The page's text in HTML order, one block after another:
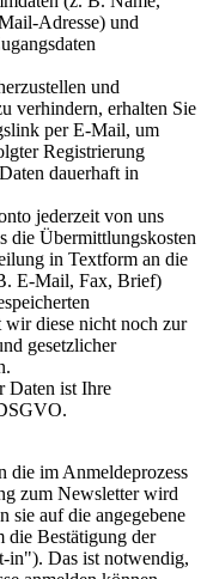
Adresse) und
und
verhindern, erhalten Sie
per E-Mail, um
Registrierung
dauerhaft in
jederzeit von uns
die Übermittlungskosten
in Textform an die
E-Mail, Fax, Brief)
wir diese nicht noch zur
gesetzlicher
Daten ist Ihre
die im Anmeldeprozess
zum Newsletter wird
sie auf die angegebene
die Bestätigung der
in"). Das ist notwendig,